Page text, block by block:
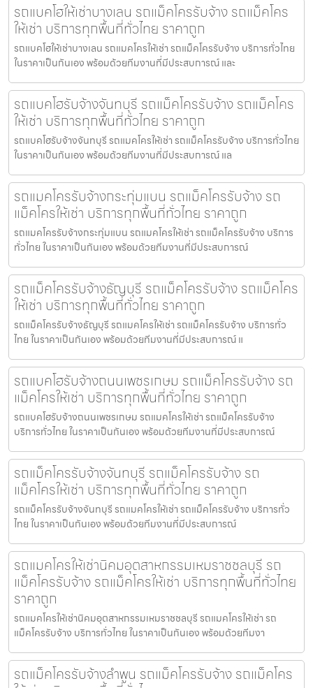
รถแบคโฮให้เช่าบางเลน รถแม็คโครรับจ้าง รถแม็คโคร
ให้เช่า บริการทุกพื้นที่ทั่วไทย ราคาถูก
รถแบคโฮให้เช่าบางเลน รถแมคโครให้เช่า รถแม็คโครรับจ้าง บริการทั่วไทย
ในราคาเป็นกันเอง พร้อมด้วยทีมงานที่มีประสบการณ์ และ
รถแบคโฮรับจ้างจันทบุรี รถแม็คโครรับจ้าง รถแม็คโคร
ให้เช่า บริการทุกพื้นที่ทั่วไทย ราคาถูก
รถแบคโฮรับจ้างจันทบุรี รถแมคโครให้เช่า รถแม็คโครรับจ้าง บริการทั่วไทย
ในราคาเป็นกันเอง พร้อมด้วยทีมงานที่มีประสบการณ์ แล
รถแมคโครรับจ้างกระทุ่มแบน รถแม็คโครรับจ้าง รถ
แม็คโครให้เช่า บริการทุกพื้นที่ทั่วไทย ราคาถูก
รถแมคโครรับจ้างกระทุ่มแบน รถแมคโครให้เช่า รถแม็คโครรับจ้าง บริการ
ทั่วไทย ในราคาเป็นกันเอง พร้อมด้วยทีมงานที่มีประสบการณ์
รถแม็คโครรับจ้างธัญบุรี รถแม็คโครรับจ้าง รถแม็คโคร
ให้เช่า บริการทุกพื้นที่ทั่วไทย ราคาถูก
รถแม็คโครรับจ้างธัญบุรี รถแมคโครให้เช่า รถแม็คโครรับจ้าง บริการทั่ว
ไทย ในราคาเป็นกันเอง พร้อมด้วยทีมงานที่มีประสบการณ์ แ
รถแบคโฮรับจ้างถนนเพชรเกษม รถแม็คโครรับจ้าง รถ
แม็คโครให้เช่า บริการทุกพื้นที่ทั่วไทย ราคาถูก
รถแบคโฮรับจ้างถนนเพชรเกษม รถแมคโครให้เช่า รถแม็คโครรับจ้าง
บริการทั่วไทย ในราคาเป็นกันเอง พร้อมด้วยทีมงานที่มีประสบการณ์
รถแม็คโครรับจ้างจันทบุรี รถแม็คโครรับจ้าง รถ
แม็คโครให้เช่า บริการทุกพื้นที่ทั่วไทย ราคาถูก
รถแม็คโครรับจ้างจันทบุรี รถแมคโครให้เช่า รถแม็คโครรับจ้าง บริการทั่ว
ไทย ในราคาเป็นกันเอง พร้อมด้วยทีมงานที่มีประสบการณ์
รถแมคโครให้เช่านิคมอุตสาหกรรมเหมราชชลบุรี รถ
แม็คโครรับจ้าง รถแม็คโครให้เช่า บริการทุกพื้นที่ทั่วไทย
ราคาถูก
รถแมคโครให้เช่านิคมอุตสาหกรรมเหมราชชลบุรี รถแมคโครให้เช่า รถ
แม็คโครรับจ้าง บริการทั่วไทย ในราคาเป็นกันเอง พร้อมด้วยทีมงา
รถแม็คโครรับจ้างลำพูน รถแม็คโครรับจ้าง รถแม็คโคร